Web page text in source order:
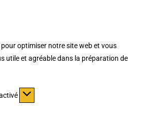
optimiser notre site web et vous
utile et agréable dans la préparation de